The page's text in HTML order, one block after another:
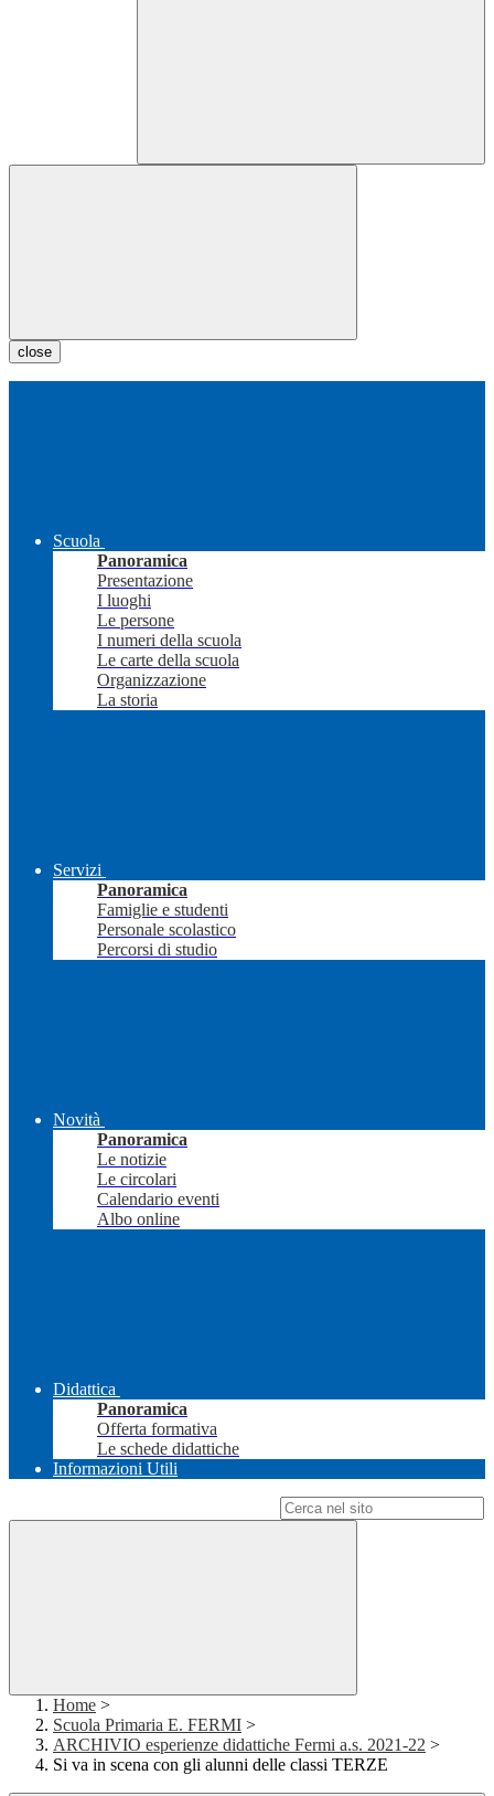
close
Scuola
Panoramica
Presentazione
I luoghi
Le persone
I numeri della scuola
Le carte della scuola
Organizzazione
La storia
Servizi
Panoramica
Famiglie e studenti
Personale scolastico
Percorsi di studio
Novità
Panoramica
Le notizie
Le circolari
Calendario eventi
Albo online
Didattica
Panoramica
Offerta formativa
Le schede didattiche
Informazioni Utili
Home >
Scuola Primaria E. FERMI >
ARCHIVIO esperienze didattiche Fermi a.s. 2021-22 >
Si va in scena con gli alunni delle classi TERZE